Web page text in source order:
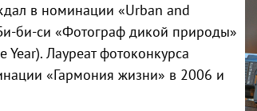
в номинации «Urban and
би-си «Фотограф дикой природы»
Лауреат фотоконкурса
«Гармония жизни» в 2006 и